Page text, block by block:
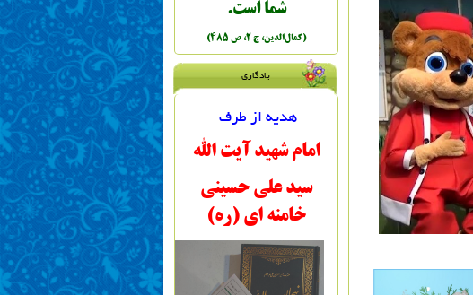
شما است.
(کمال‌الدين، ج ٢، ص ٤٨٥)
یادگاری
هدیه از طرف
امام شهید آیت الله
سید علی حسینی
خامنه ای (ره)